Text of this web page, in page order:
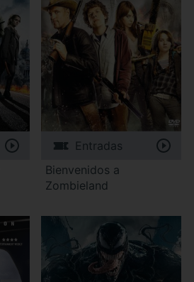
Entradas
Bienvenidos a
Zombieland